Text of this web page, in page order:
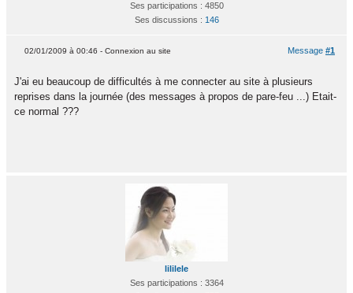
Ses participations : 4850
Ses discussions : 146
Message #1
02/01/2009 à 00:46 - Connexion au site
J'ai eu beaucoup de difficultés à me connecter au site à plusieurs
reprises dans la journée (des messages à propos de pare-feu ...) Etait-
ce normal ???
lililele
Ses participations : 3364